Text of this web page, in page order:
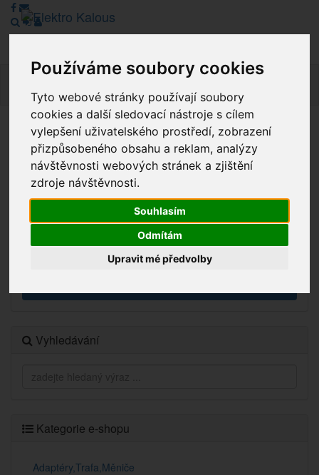
Používáme soubory cookies
Tyto webové stránky používají soubory
cookies a další sledovací nástroje s cílem
vylepšení uživatelského prostředí, zobrazení
přizpůsobeného obsahu a reklam, analýzy
návštěvnosti webových stránek a zjištění
zdroje návštěvnosti.
Souhlasím
Odmítám
Upravit mé předvolby
Vážení zákazníci, v tuto chvíli je Náš internetový obchod v
režimu Katalogu. Objednávky on-line nyní nelze vyřídit.
Děkujeme za pochopení.
Výprodej
Vyhledávání
Kategorie e-shopu
Adaptéry,Trafa,Měniče